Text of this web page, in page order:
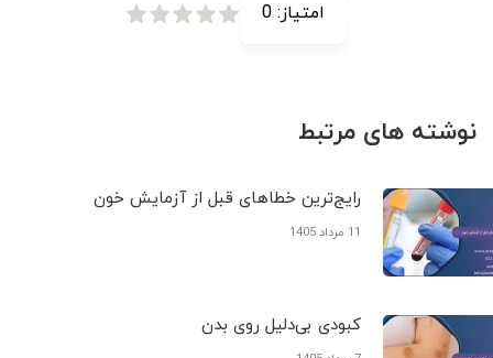
امتیاز: 0
نوشته های مرتبط
رایج‌ترین خطاهای قبل از آزمایش خون
11 مرداد 1405
کبودی‌ بی‌دلیل روی بدن